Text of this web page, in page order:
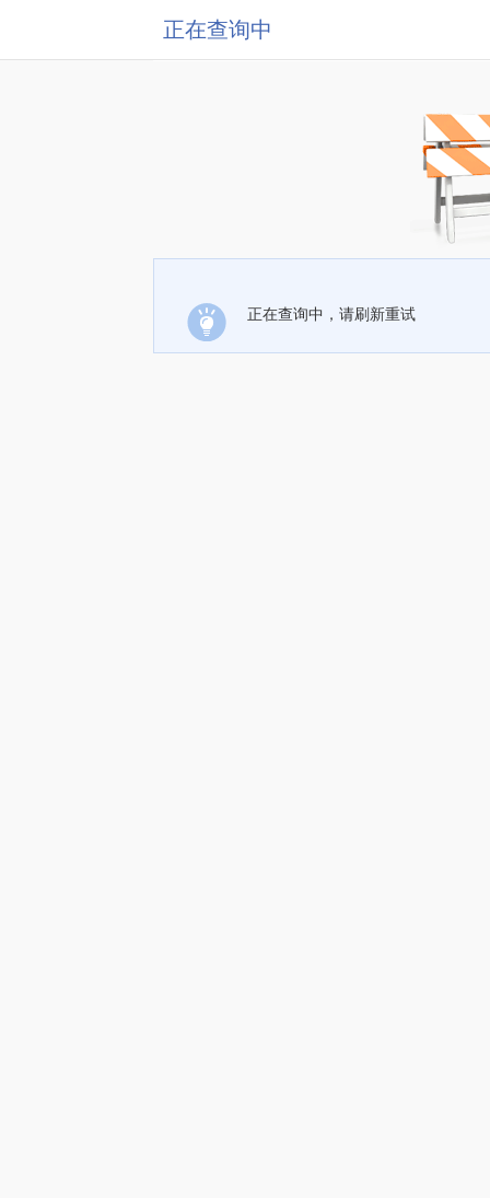
正在查询中
正在查询中，请刷新重试